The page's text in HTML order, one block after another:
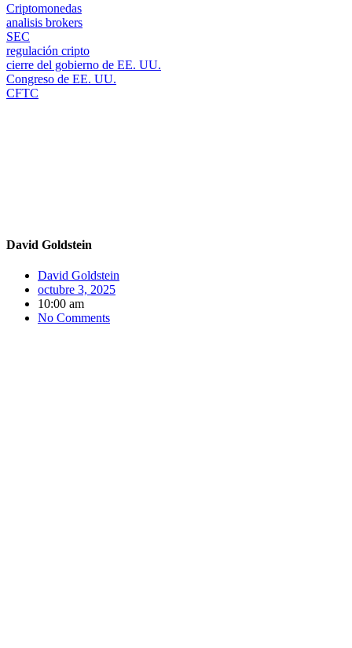
Criptomonedas
analisis brokers
SEC
regulación cripto
cierre del gobierno de EE. UU.
Congreso de EE. UU.
CFTC
David Goldstein
David Goldstein
octubre 3, 2025
10:00 am
No Comments